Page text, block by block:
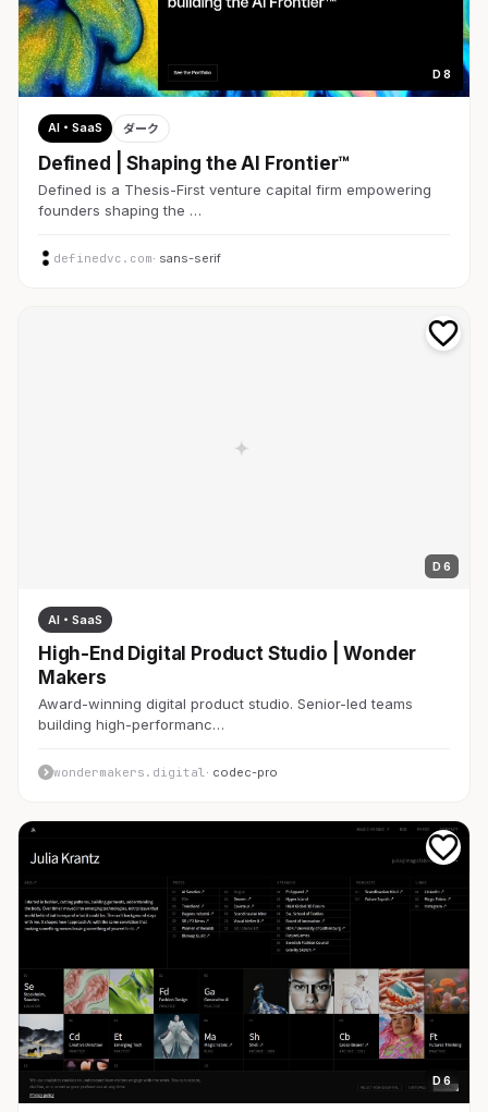
D 8
AI・SaaS ダーク
Defined | Shaping the AI Frontier™
Defined is a Thesis-First venture capital firm empowering
founders shaping the …
definedvc.com· sans-serif
D 6
AI・SaaS
High-End Digital Product Studio | Wonder
Makers
Award-winning digital product studio. Senior-led teams
building high-performanc…
wondermakers.digital · codec-pro
D 6